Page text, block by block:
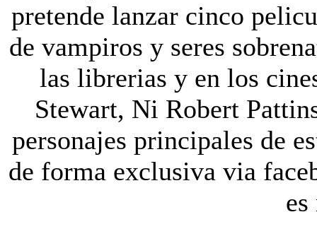
pretende lanzar cinco
de vampiros y seres
las librerias y en los
Stewart, Ni Robert
personajes principales de
de forma exclusiva via